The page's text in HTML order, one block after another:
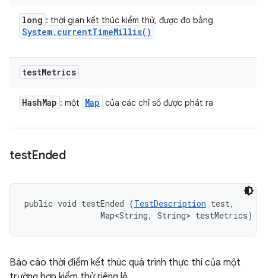
long : thời gian kết thúc kiểm thử, được đo bằng
System. currentTimeMillis( )
testMetrics
HashMap : một Map của các chỉ số được phát ra
testEnded
public void testEnded (TestDescription test,
                Map<String, String> testMetrics)
Báo cáo thời điểm kết thúc quá trình thực thi của một